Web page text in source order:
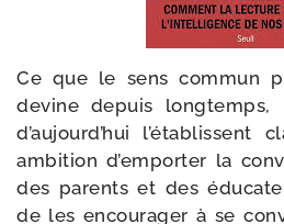
Ce que le sens com­mun
devine depuis long­temps,
d’aujourd’hui l’établissent
ambi­tion d’emporter la
des parents et des
de les encou­ra­ger à se